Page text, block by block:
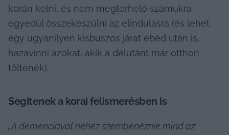
korán kelni, és nem megterhelő számukra
egyedül összekészülni az elindulásra (és lehet
egy ugyanilyen kisbuszos járat ebéd után is,
hazavinni azokat, akik a délutánt már otthon
töltenék).
Segítenek a korai felismerésben is
„A demenciával nehéz szembenéznie mind az